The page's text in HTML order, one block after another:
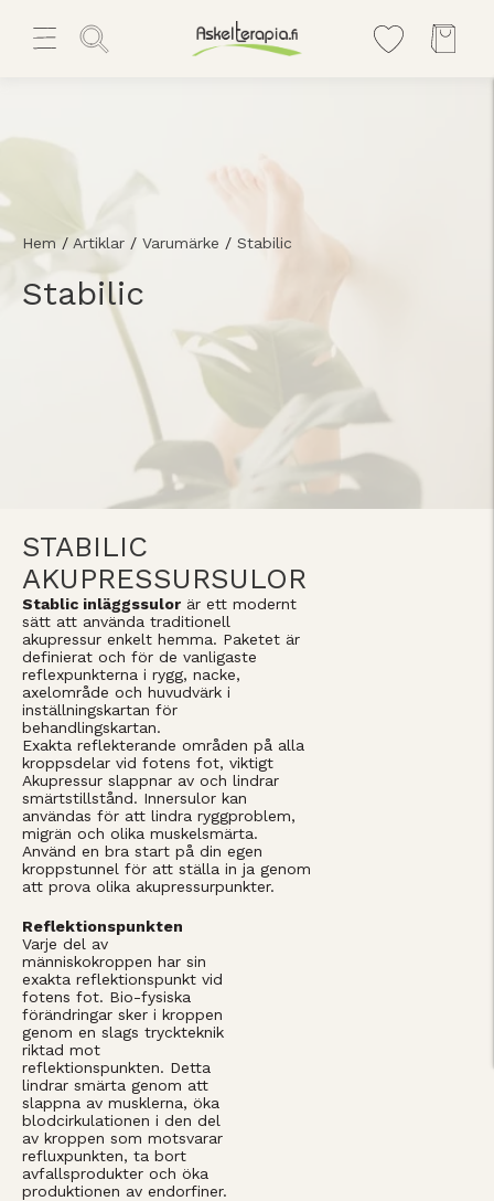
Hem / Artiklar / Varumärke / Stabilic
Stabilic
STABILIC
AKUPRESSURSULOR
Stablic inläggssulor är ett modernt
sätt att använda traditionell
akupressur enkelt hemma. Paketet är
definierat och för de vanligaste
reflexpunkterna i rygg, nacke,
axelområde och huvudvärk i
inställningskartan för
behandlingskartan.
Exakta reflekterande områden på alla
kroppsdelar vid fotens fot, viktigt
Akupressur slappnar av och lindrar
smärtstillstånd. Innersulor kan
användas för att lindra ryggproblem,
migrän och olika muskelsmärta.
Använd en bra start på din egen
kroppstunnel för att ställa in ja genom
att prova olika akupressurpunkter.
Reflektionspunkten
Varje del av
människokroppen har sin
exakta reflektionspunkt vid
fotens fot. Bio-fysiska
förändringar sker i kroppen
genom en slags tryckteknik
riktad mot
reflektionspunkten. Detta
lindrar smärta genom att
slappna av musklerna, öka
blodcirkulationen i den del
av kroppen som motsvarar
refluxpunkten, ta bort
avfallsprodukter och öka
produktionen av endorfiner.